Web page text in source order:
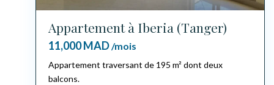
Appartement à Iberia (Tanger)
11,000 MAD/mois
Appartement traversant de 195 m² dont deux
balcons.